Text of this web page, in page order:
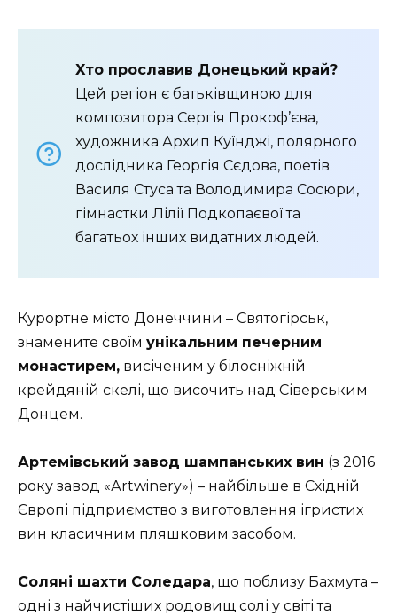
Хто прославив Донецький край?
Цей регіон є батьківщиною для
композитора Сергія Прокоф’єва,
художника Архип Куїнджі, полярного
дослідника Георгія Сєдова, поетів
Василя Стуса та Володимира Сосюри,
гімнастки Лілії Подкопаєвої та
багатьох інших видатних людей.
Курортне місто Донеччини – Святогірськ,
знамените своїм унікальним печерним
монастирем, висіченим у білосніжній
крейдяній скелі, що височить над Сіверським
Донцем.
Артемівський завод шампанських вин (з 2016
року завод «Аrtwinery») – найбільше в Східній
Європі підприємство з виготовлення ігристих
вин класичним пляшковим засобом.
Соляні шахти Соледара, що поблизу Бахмута –
одні з найчистіших родовищ солі у світі та